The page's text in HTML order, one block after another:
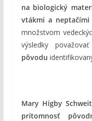
na biologický
vtákmi a neptačími
množstvom
výsledky
pôvodu
Mary Higby
prítomnosť